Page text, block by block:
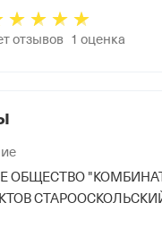
ОБЩЕСТВО
отзывов 1 оценка